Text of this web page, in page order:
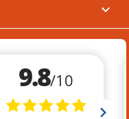
keyboard_arrow_down